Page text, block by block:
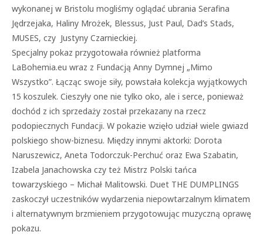
wykonanej w Bristolu mogliśmy oglądać ubrania Serafina
Jędrzejaka, Haliny Mrożek, Blessus, Just Paul, Dad’s Stads,
MUSES, czy Justyny Czarnieckiej.
Specjalny pokaz przygotowała również platforma
LaBohemia.eu wraz z Fundacją Anny Dymnej „Mimo
Wszystko”. Łącząc swoje siły, powstała kolekcja wyjątkowych
15 koszulek. Cieszyły one nie tylko oko, ale i serce, ponieważ
dochód z ich sprzedaży został przekazany na rzecz
podopiecznych Fundacji. W pokazie wzięło udział wiele gwiazd
polskiego show-biznesu. Między innymi aktorki: Dorota
Naruszewicz, Aneta Todorczuk-Perchuć oraz Ewa Szabatin,
Izabela Janachowska czy też Mistrz Polski tańca
towarzyskiego – Michał Malitowski. Duet THE DUMPLINGS
zaskoczył uczestników wydarzenia niepowtarzalnym klimatem
i alternatywnym brzmieniem przygotowując muzyczną oprawę
pokazu.